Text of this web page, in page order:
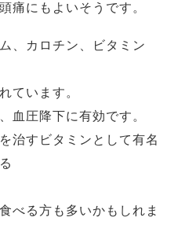
痛にもよいそうです。
、カロチン、ビタミン
ています。
血圧降下に有効です。
治すビタミンとして有名
べる方も多いかもしれま